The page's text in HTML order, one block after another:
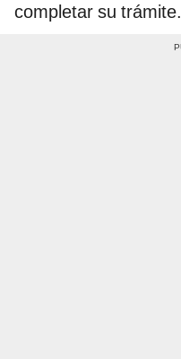
completar su trámite.